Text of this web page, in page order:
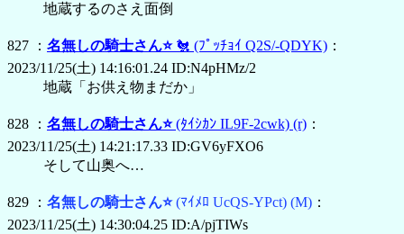
地蔵するのさえ面倒
827 ： 名無しの騎士さん⭐ 🐔 (ﾌﾟｯﾁｮｲ Q2S/-QDYK) ：
2023/11/25(土) 14:16:01.24 ID:N4pHMz/2
地蔵「お供え物まだか」
828 ： 名無しの騎士さん⭐(ﾀｲｼｶﾝ IL9F-2cwk) (r) ：
2023/11/25(土) 14:21:17.33 ID:GV6yFXO6
そして山奥へ…
829 ： 名無しの騎士さん⭐(ﾏｲﾒﾛ UcQS-YPct) (M) ：
2023/11/25(土) 14:30:04.25 ID:A/pjTIWs